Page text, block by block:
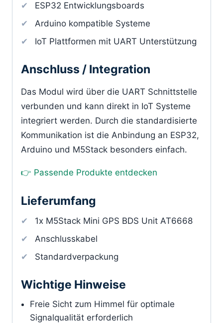
ESP32 Entwicklungsboards
Arduino kompatible Systeme
IoT Plattformen mit UART Unterstützung
Anschluss / Integration
Das Modul wird über die UART Schnittstelle
verbunden und kann direkt in IoT Systeme
integriert werden. Durch die standardisierte
Kommunikation ist die Anbindung an ESP32,
Arduino und M5Stack besonders einfach.
👉 Passende Produkte entdecken
Lieferumfang
1x M5Stack Mini GPS BDS Unit AT6668
Anschlusskabel
Standardverpackung
Wichtige Hinweise
Freie Sicht zum Himmel für optimale
Signalqualität erforderlich